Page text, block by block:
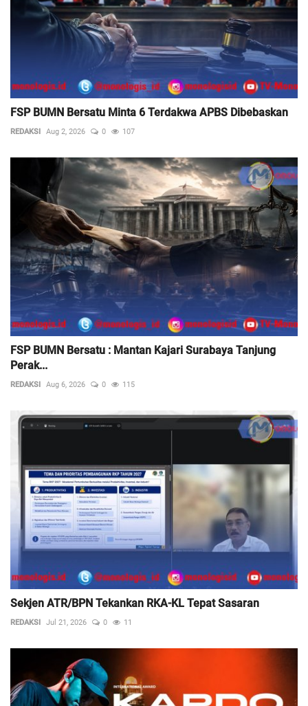
FSP BUMN Bersatu Minta 6 Terdakwa APBS Dibebaskan
REDAKSI Aug 2, 2026 0 107
FSP BUMN Bersatu : Mantan Kajari Surabaya Tanjung
Perak...
REDAKSI Aug 6, 2026 0 115
Sekjen ATR/BPN Tekankan RKA-KL Tepat Sasaran
REDAKSI Jul 21, 2026 0 11